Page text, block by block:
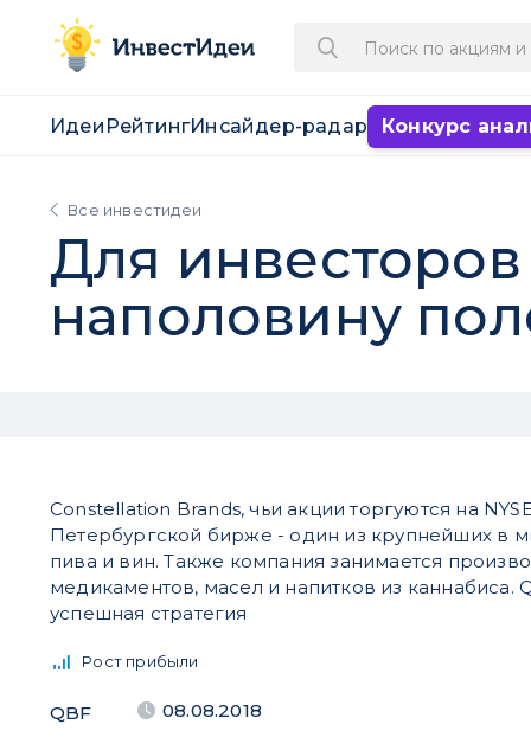
Идеи РейтингИнсайдер-радар Конкурс
Все инвестидеи
Для
наполовину
Constellation Brands, чьи акции торгуются на
Петербургской бирже - один из крупнейших в
пива и вин. Также компания занимается
медикаментов, масел и напитков из каннабиса.
успешная стратегия
Рост прибыли
QBF 08.08.2018